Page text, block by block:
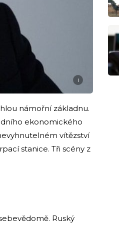
i
námořní základnu.
ekonomického
vítězství
stanice. Tři scény z
Ruský